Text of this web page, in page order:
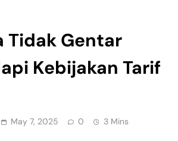
Tidak Gentar
Kebijakan Tarif
May 7, 2025 0 3 Mins